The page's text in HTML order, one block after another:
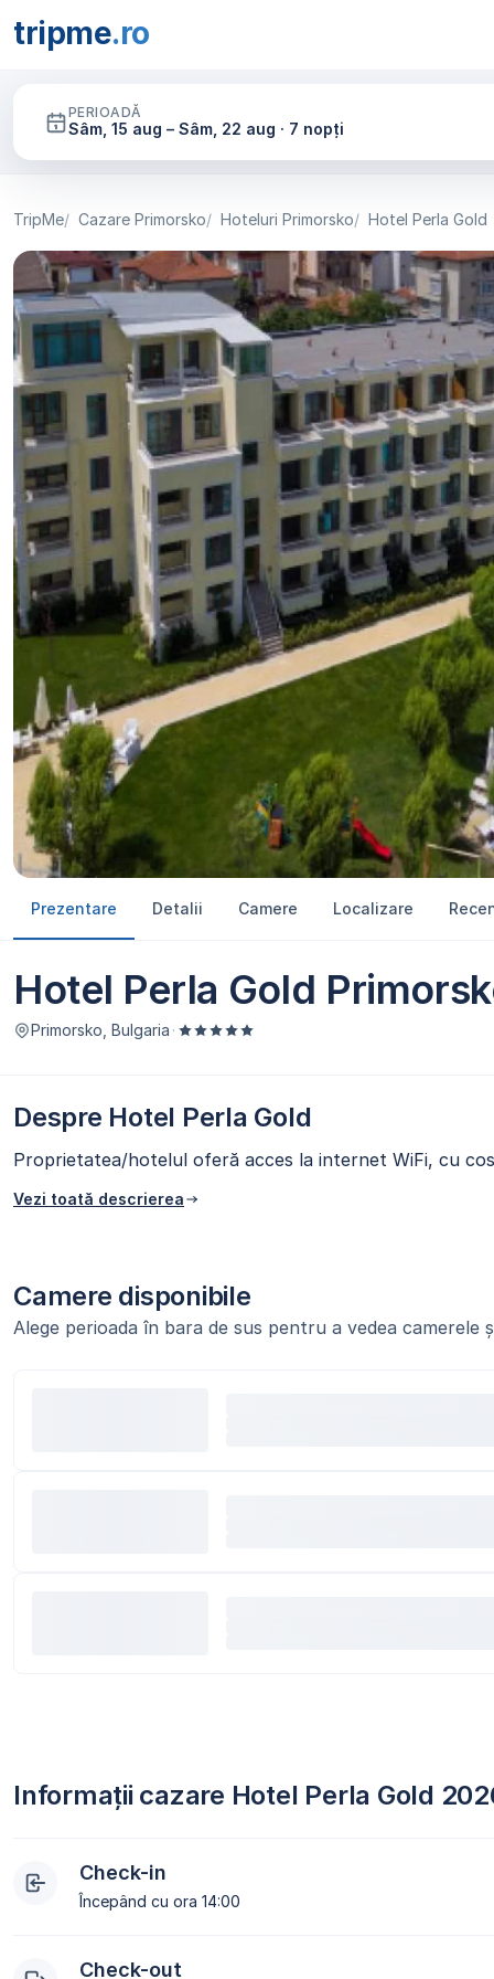
tripme.ro
PERIOADĂ
Sâm, 15 aug – Sâm, 22 aug · 7 nopți
TripMe Cazare Primorsko Hoteluri Primorsko Hotel Perla Gold
Prezentare Detalii Camere Localizare
Hotel Perla Gold
Primorsko, Bulgaria ·
Despre Hotel Perla Gold
Proprietatea/hotelul oferă acces la internet WiFi, cu
Vezi toată descrierea
Camere disponibile
Alege perioada în bara de sus pentru a vedea camerele
Informații cazare Hotel Perla Gold
Check-in
Începând cu ora 14:00
Check-out